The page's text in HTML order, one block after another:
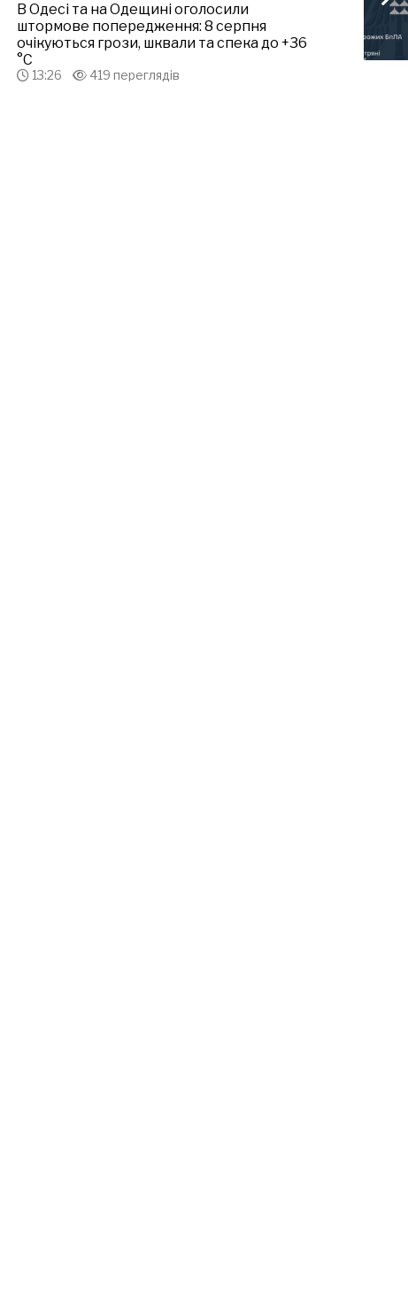
В Одесі та на Одещині оголосили
штормове попередження: 8 серпня
очікуються грози, шквали та спека до +36
°С
13:26 419 переглядів